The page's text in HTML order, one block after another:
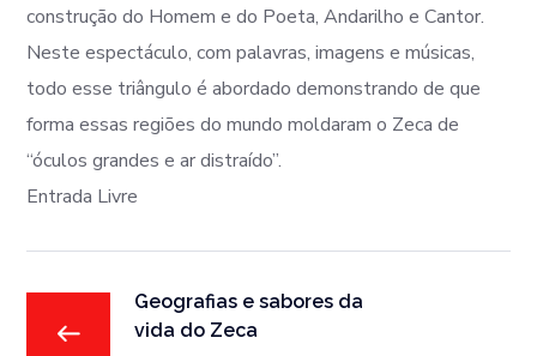
construção do Homem e do Poeta, Andarilho e Cantor.
Neste espectáculo, com palavras, imagens e músicas,
todo esse triângulo é abordado demonstrando de que
forma essas regiões do mundo moldaram o Zeca de
“óculos grandes e ar distraído”.
Entrada Livre
Geografias e sabores da
vida do Zeca